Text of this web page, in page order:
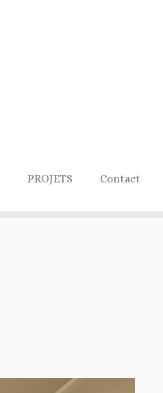
PROJETS Contact